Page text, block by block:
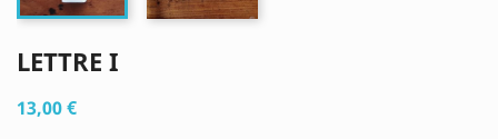
LETTRE I
13,00 €